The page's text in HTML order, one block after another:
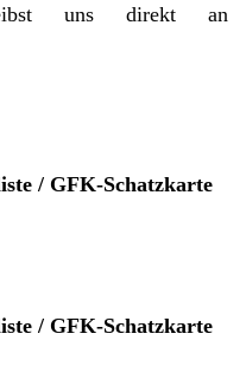
uns direkt an
/ GFK-Schatzkarte
/ GFK-Schatzkarte